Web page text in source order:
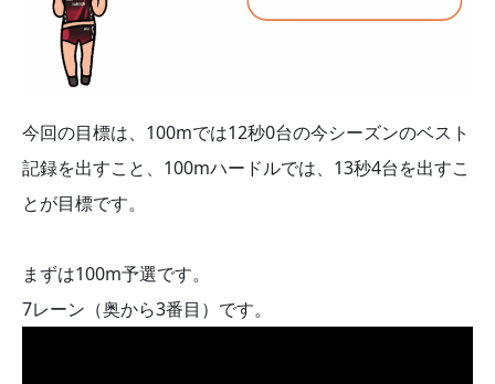
今回の目標は、100mでは12秒0台の今シーズンのベスト
記録を出すこと、100mハードルでは、13秒4台を出すこ
とが目標です。
まずは100m予選です。
7レーン（奥から3番目）です。